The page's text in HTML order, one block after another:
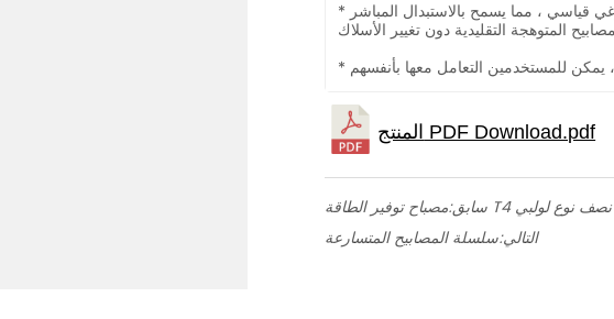
* يتميز بتصميم قاعدة برغي قياسي ، مما يسمح بالاستبدال المباشر
سابق:
مصباح توفير الطاقة T4 نصف نوع لولبي
التالي:سلسلة المصابيح المتسارعة